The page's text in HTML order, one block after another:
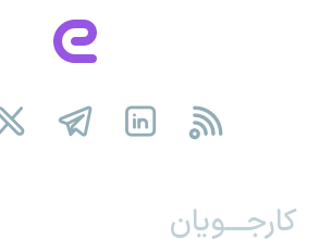
کارجـــویان